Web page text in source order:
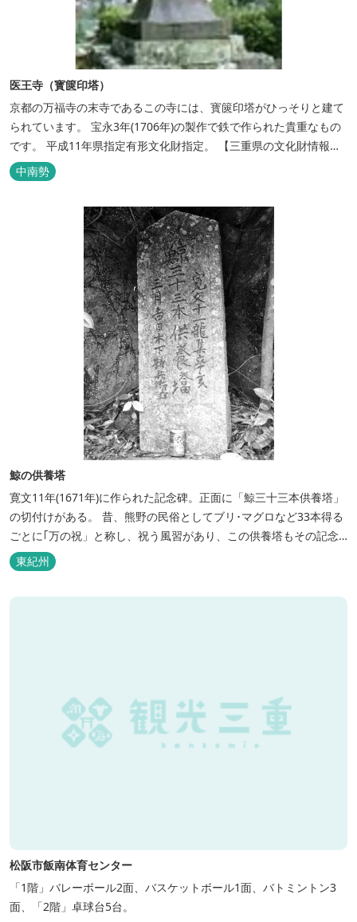
医王寺（寳篋印塔）
京都の万福寺の末寺であるこの寺には、寳篋印塔がひっそりと建て
られています。 宝永3年(1706年)の製作で鉄で作られた貴重なもの
です。 平成11年県指定有形文化財指定。 【三重県の文化財情報】
鉄製宝篋印塔
中南勢
鯨の供養塔
寛文11年(1671年)に作られた記念碑。正面に「鯨三十三本供養塔」
の切付けがある。 昔、熊野の民俗としてブリ･マグロなど33本得る
ごとに｢万の祝」と称し、祝う風習があり、この供養塔もその記念
に建てられた。 甫浦海禅寺境内や鬼ヶ城西口にも同様の供養塔があ
る。 【三重県の文化財情報】
東紀州
松阪市飯南体育センター
「1階」バレーボール2面、バスケットボール1面、バトミントン3
面、「2階」卓球台5台。